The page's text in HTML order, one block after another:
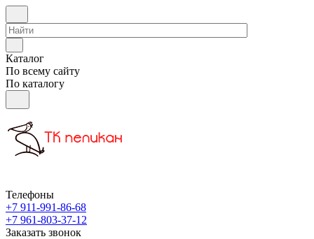
Каталог
По всему сайту
По каталогу
Телефоны
+7 911-991-86-68
+7 961-803-37-12
Заказать звонок